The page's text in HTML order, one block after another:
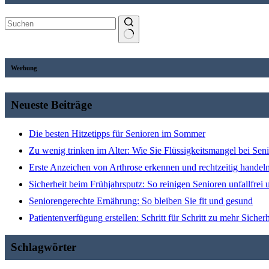
Werbung
Neueste Beiträge
Die besten Hitzetipps für Senioren im Sommer
Zu wenig trinken im Alter: Wie Sie Flüssigkeitsmangel bei
Erste Anzeichen von Arthrose erkennen und rechtzeitig handeln
Sicherheit beim Frühjahrsputz: So reinigen Senioren unfallfrei
Seniorengerechte Ernährung: So bleiben Sie fit und gesund
Patientenverfügung erstellen: Schritt für Schritt zu mehr
Schlagwörter